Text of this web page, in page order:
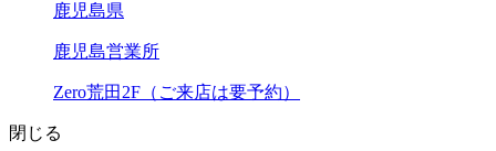
鹿児島県
鹿児島営業所
Zero荒田2F（ご来店は要予約）
閉じる